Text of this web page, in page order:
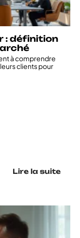
: définition
à comprendre
clients pour
Lire la suite